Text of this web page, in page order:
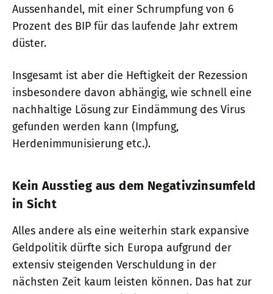
Aussenhandel, mit einer Schrumpfung von 6
Prozent des BIP für das laufende Jahr extrem
düster.
Insgesamt ist aber die Heftigkeit der Rezession
insbesondere davon abhängig, wie schnell eine
nachhaltige Lösung zur Eindämmung des Virus
gefunden werden kann (Impfung,
Herdenimmunisierung etc.).
Kein Ausstieg aus dem Negativzinsumfeld
in Sicht
Alles andere als eine weiterhin stark expansive
Geldpolitik dürfte sich Europa aufgrund der
extensiv steigenden Verschuldung in der
nächsten Zeit kaum leisten können. Das hat zur